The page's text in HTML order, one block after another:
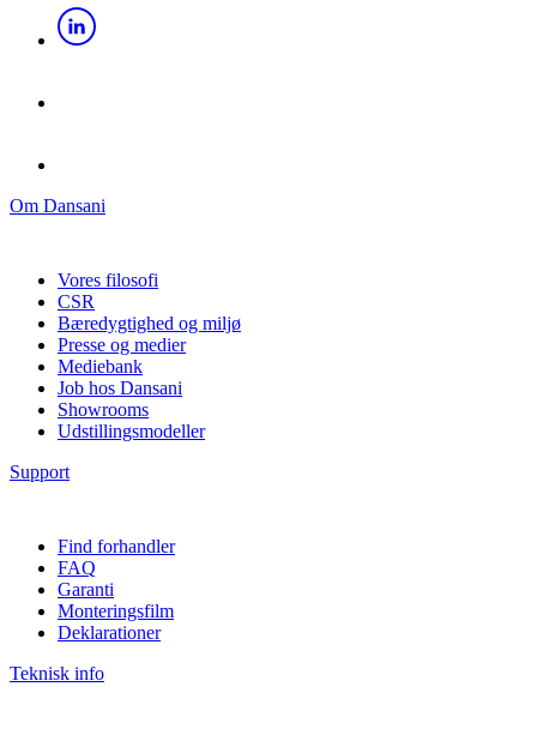
Om Dansani
Vores filosofi
CSR
Bæredygtighed og miljø
Presse og medier
Mediebank
Job hos Dansani
Showrooms
Udstillingsmodeller
Support
Find forhandler
FAQ
Garanti
Monteringsfilm
Deklarationer
Teknisk info